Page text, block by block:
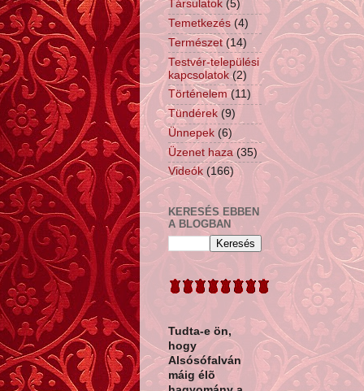
Társulatok (5)
Temetkezés (4)
Természet (14)
Testvér-települési
kapcsolatok (2)
Történelem (11)
Tündérek (9)
Ünnepek (6)
Üzenet haza (35)
Videók (166)
KERESÉS EBBEN
A BLOGBAN
Tudta-e ön,
hogy
Alsósófalván
máig élõ